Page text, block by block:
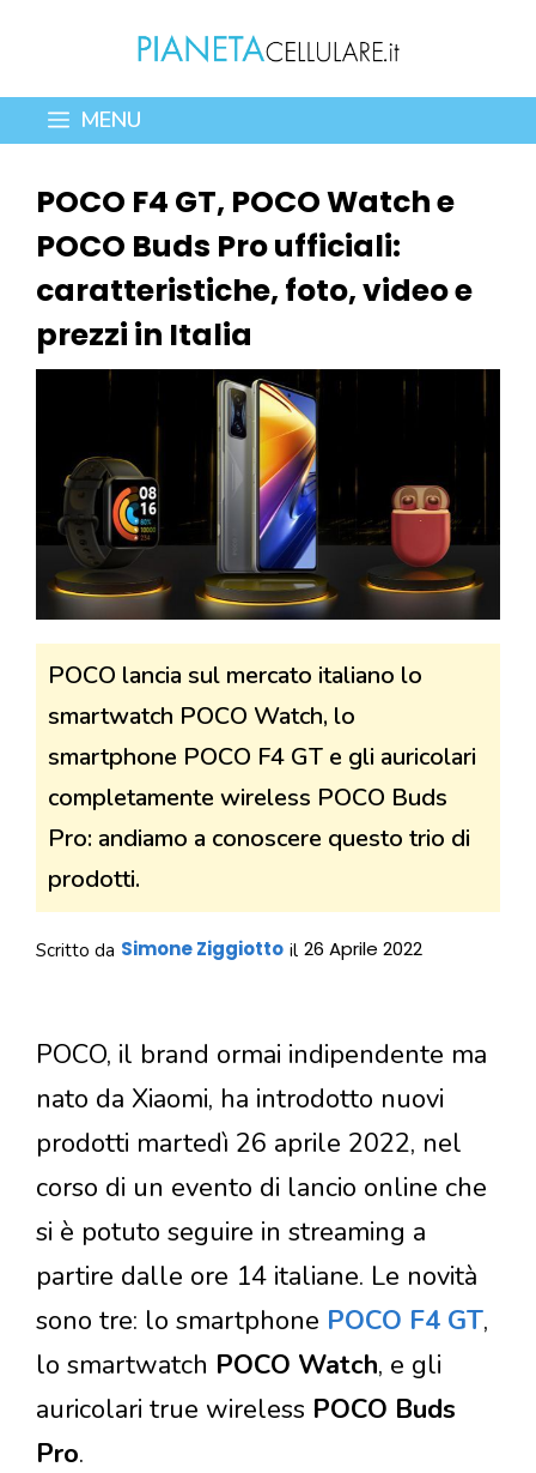
contenuto
MENU
POCO F4 GT, POCO Watch e
POCO Buds Pro ufficiali:
caratteristiche, foto, video e
prezzi in Italia
POCO lancia sul mercato italiano lo
smartwatch POCO Watch, lo
smartphone POCO F4 GT e gli auricolari
completamente wireless POCO Buds
Pro: andiamo a conoscere questo trio di
prodotti.
Scritto da Simone Ziggiotto il 26 Aprile 2022
POCO, il brand ormai indipendente ma
nato da Xiaomi, ha introdotto nuovi
prodotti martedì 26 aprile 2022, nel
corso di un evento di lancio online che
si è potuto seguire in streaming a
partire dalle ore 14 italiane. Le novità
sono tre: lo smartphone POCO F4 GT,
lo smartwatch POCO Watch, e gli
auricolari true wireless POCO Buds
Pro.